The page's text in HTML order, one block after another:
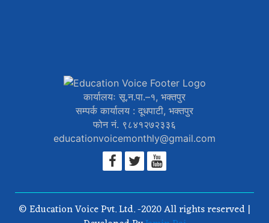
कार्यालयः सू.न.पा.–१, भक्तपुर
सम्पर्क कार्यालय : दूधपाटी, भक्तपुर
फोन नं. ९८४१२७२३३६
educationvoicemonthly@gmail.com
© Education Voice Pvt. Ltd. -2020 All rights reserved |